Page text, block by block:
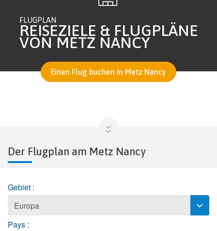
FLUGPLAN
REISEZIELE & FLUGPLÄNE
VON METZ NANCY
Einen Flug buchen in Metz Nancy
Der Flugplan am Metz Nancy